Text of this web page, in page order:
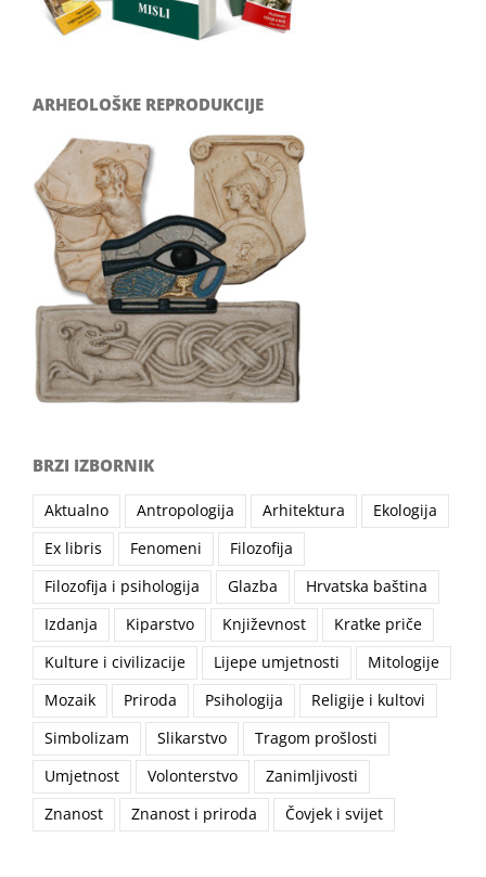
ARHEOLOŠKE REPRODUKCIJE
BRZI IZBORNIK
Aktualno Antropologija Arhitektura
Ekologija
Ex libris
Fenomeni
Filozofija
Filozofija i psihologija
Glazba
Hrvatska baština
Izdanja
Kiparstvo Književnost
Kratke priče
Kulture i civilizacije
Lijepe umjetnosti
Mitologije
Mozaik
Priroda Psihologija
Religije i kultovi
Simbolizam
Slikarstvo
Tragom prošlosti
Umjetnost
Volonterstvo
Zanimljivosti
Znanost
Znanost i priroda Čovjek i svijet